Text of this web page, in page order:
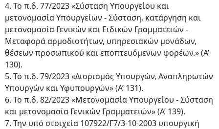
4. Το π.δ. 77/2023 «Σύσταση Υπουργείου και
μετονομασία Υπουργείων - Σύσταση, κατάργηση και
μετονομασία Γενικών και Ειδικών Γραμματειών -
Μεταφορά αρμοδιοτήτων, υπηρεσιακών μονάδων,
θέσεων προσωπικού και εποπτευόμενων φορέων.» (Α’
130).
5. Το π.δ. 79/2023 «Διορισμός Υπουργών, Αναπληρωτών
Υπουργών και Υφυπουργών» (Α’ 131).
6. Το π.δ. 82/2023 «Μετονομασία Υπουργείου - Σύσταση
και μετονομασία Γενικών Γραμματειών» (Α’ 139).
7. Την υπό στοιχεία 107922/Γ7/3-10-2003 υπουργική